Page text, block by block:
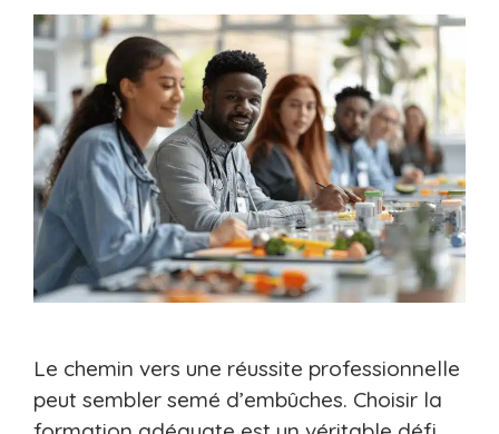
Le chemin vers une réussite professionnelle
peut sembler semé d’embûches. Choisir la